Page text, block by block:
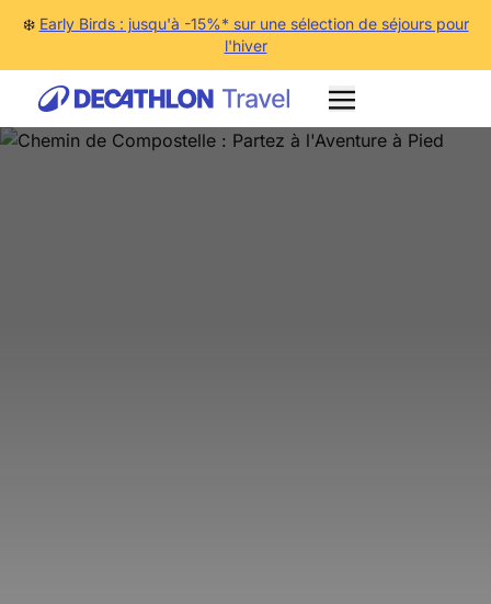
❄️ Early Birds : jusqu'à -15%* sur une sélection de séjours pour
l'hiver